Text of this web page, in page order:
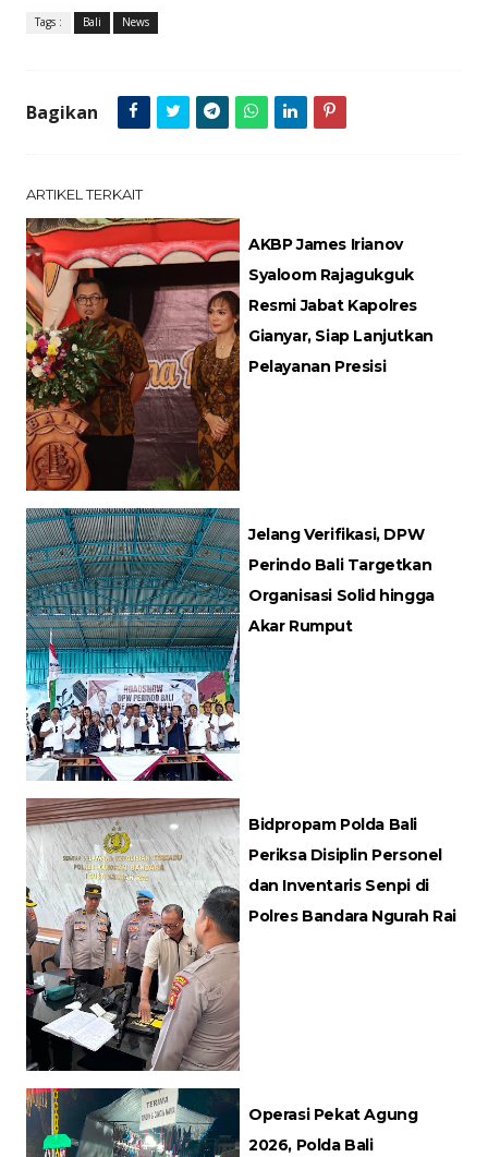
Tags : Bali News
Bagikan
ARTIKEL TERKAIT
AKBP James Irianov
Syaloom Rajagukguk
Resmi Jabat Kapolres
Gianyar, Siap Lanjutkan
Pelayanan Presisi
Jelang Verifikasi, DPW
Perindo Bali Targetkan
Organisasi Solid hingga
Akar Rumput
Bidpropam Polda Bali
Periksa Disiplin Personel
dan Inventaris Senpi di
Polres Bandara Ngurah Rai
Operasi Pekat Agung
2026, Polda Bali